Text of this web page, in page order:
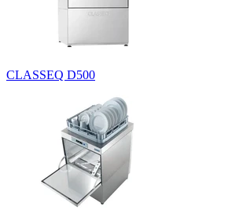
CLASSEQ D500